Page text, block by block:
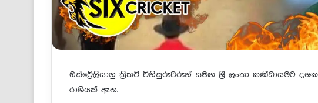
ඔස්ට්‍රේලියානු ක්‍රිකට් විනිසුරුවරුන් සමඟ ශ්‍රී ලංකා කණ්ඩායමට
රාශියක් ඇත.